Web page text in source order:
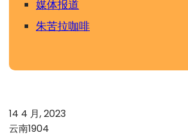
媒体报道
朱苦拉咖啡
14 4 月, 2023
云南1904